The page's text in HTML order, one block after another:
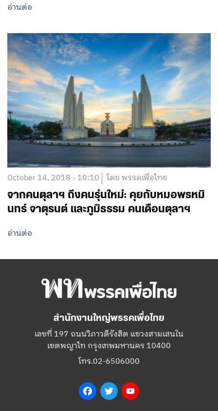
อ่านต่อ
October 14, 2018 - 10:10 โดย พรรคเพื่อไทย
จากคนตุลาฯ ถึงคนรุ่นใหม่: คุยกับหมอพรหมิ
นทร์ จาตุรนต์ และภูมิธรรม คนเดือนตุลาฯ
อ่านต่อ
สำนักงานใหญ่พรรคเพื่อไทย
เลขที่ 197 ถนนวิภาวดีรังสิต แขวงสามเสนใน
เขตพญาไท กรุงเทพมหานคร 10400
โทร.02-6506000
FacebookTwitter